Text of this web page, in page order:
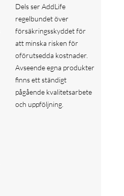
Dels ser AddLife
regelbundet över
försäkringsskyddet för
att minska risken för
oförutsedda kostnader.
Avseende egna produkter
finns ett ständigt
pågående kvalitetsarbete
och uppföljning.